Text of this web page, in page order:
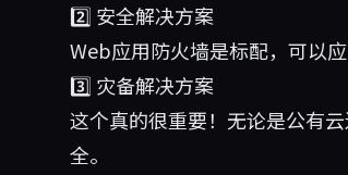
2️⃣ 安全解决方案
Web应用防火墙是标配，可以
3️⃣ 灾备解决方案
这个真的很重要！无论是公有
全。